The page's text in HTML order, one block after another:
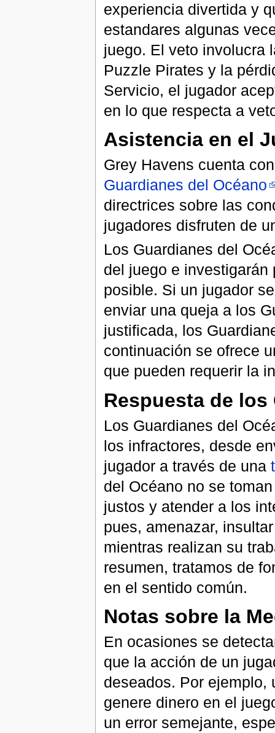
experiencia divertida y
estandares algunas
juego. El veto involucra
Puzzle Pirates y la
Servicio, el jugador
en lo que respecta a
Asistencia en el
Grey Havens cuenta
Guardianes del Océano
directrices sobre las
jugadores disfruten de
Los Guardianes del
del juego e
posible. Si un jugador
enviar una queja a los
justificada, los
continuación se ofrece
que pueden requerir la
Respuesta de
Los Guardianes del
los infractores, desde
jugador a través de una
del Océano no se
justos y atender a los
pues, amenazar,
mientras realizan su
resumen, tratamos de
en el sentido común.
Notas sobre la
En ocasiones se
que la acción de un
deseados. Por ejemplo,
genere dinero en el
un error semejante,